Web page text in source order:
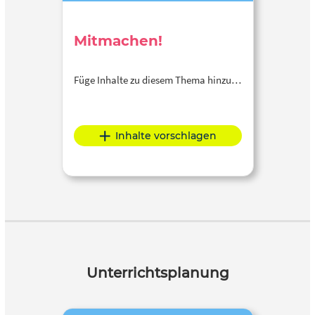
Mitmachen!
Füge Inhalte zu diesem Thema hinzu…
Inhalte vorschlagen
Unterrichtsplanung